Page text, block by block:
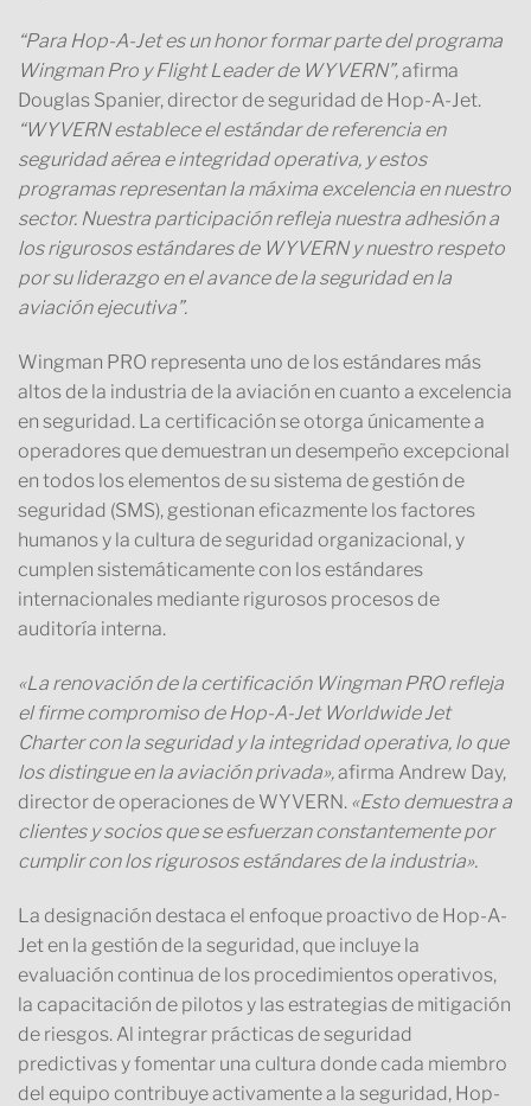
“Para Hop-A-Jet es un honor formar parte del programa
Wingman Pro y Flight Leader de WYVERN”,afirma
Douglas Spanier, director de seguridad de Hop-A-Jet.
“WYVERN establece el estándar de referencia en
seguridad aérea e integridad operativa, y estos
programas representan la máxima excelencia en nuestro
sector. Nuestra participación refleja nuestra adhesión a
los rigurosos estándares de WYVERN y nuestro respeto
por su liderazgo en el avance de la seguridad en la
aviación ejecutiva”.
Wingman PRO representa uno de los estándares más
altos de la industria de la aviación en cuanto a excelencia
en seguridad. La certificación se otorga únicamente a
operadores que demuestran un desempeño excepcional
en todos los elementos de su sistema de gestión de
seguridad (SMS), gestionan eficazmente los factores
humanos y la cultura de seguridad organizacional, y
cumplen sistemáticamente con los estándares
internacionales mediante rigurosos procesos de
auditoría interna.
«La renovación de la certificación Wingman PRO refleja
el firme compromiso de Hop-A-Jet Worldwide Jet
Charter con la seguridad y la integridad operativa, lo que
los distingue en la aviación privada»,afirma Andrew Day,
director de operaciones de WYVERN. «Esto demuestra a
clientes y socios que se esfuerzan constantemente por
cumplir con los rigurosos estándares de la industria».
La designación destaca el enfoque proactivo de Hop-A-
Jet en la gestión de la seguridad, que incluye la
evaluación continua de los procedimientos operativos,
la capacitación de pilotos y las estrategias de mitigación
de riesgos. Al integrar prácticas de seguridad
predictivas y fomentar una cultura donde cada miembro
del equipo contribuye activamente a la seguridad, Hop-